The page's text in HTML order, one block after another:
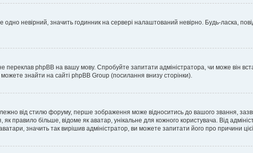
невірний, значить годинник на сервері налаштований невірно. Будь-ласка,
phpBB на вашу мову. Спробуйте запитати адміністратора, чи може він
знайти на сайті phpBB Group (посилання внизу сторінки).
від стилю форуму, перше зображення може відноситись до вашого звання,
правило більше, відоме як аватар, унікальне для кожного користувача. Від
значить так вирішив адміністратор, ви можете запитати його про причини